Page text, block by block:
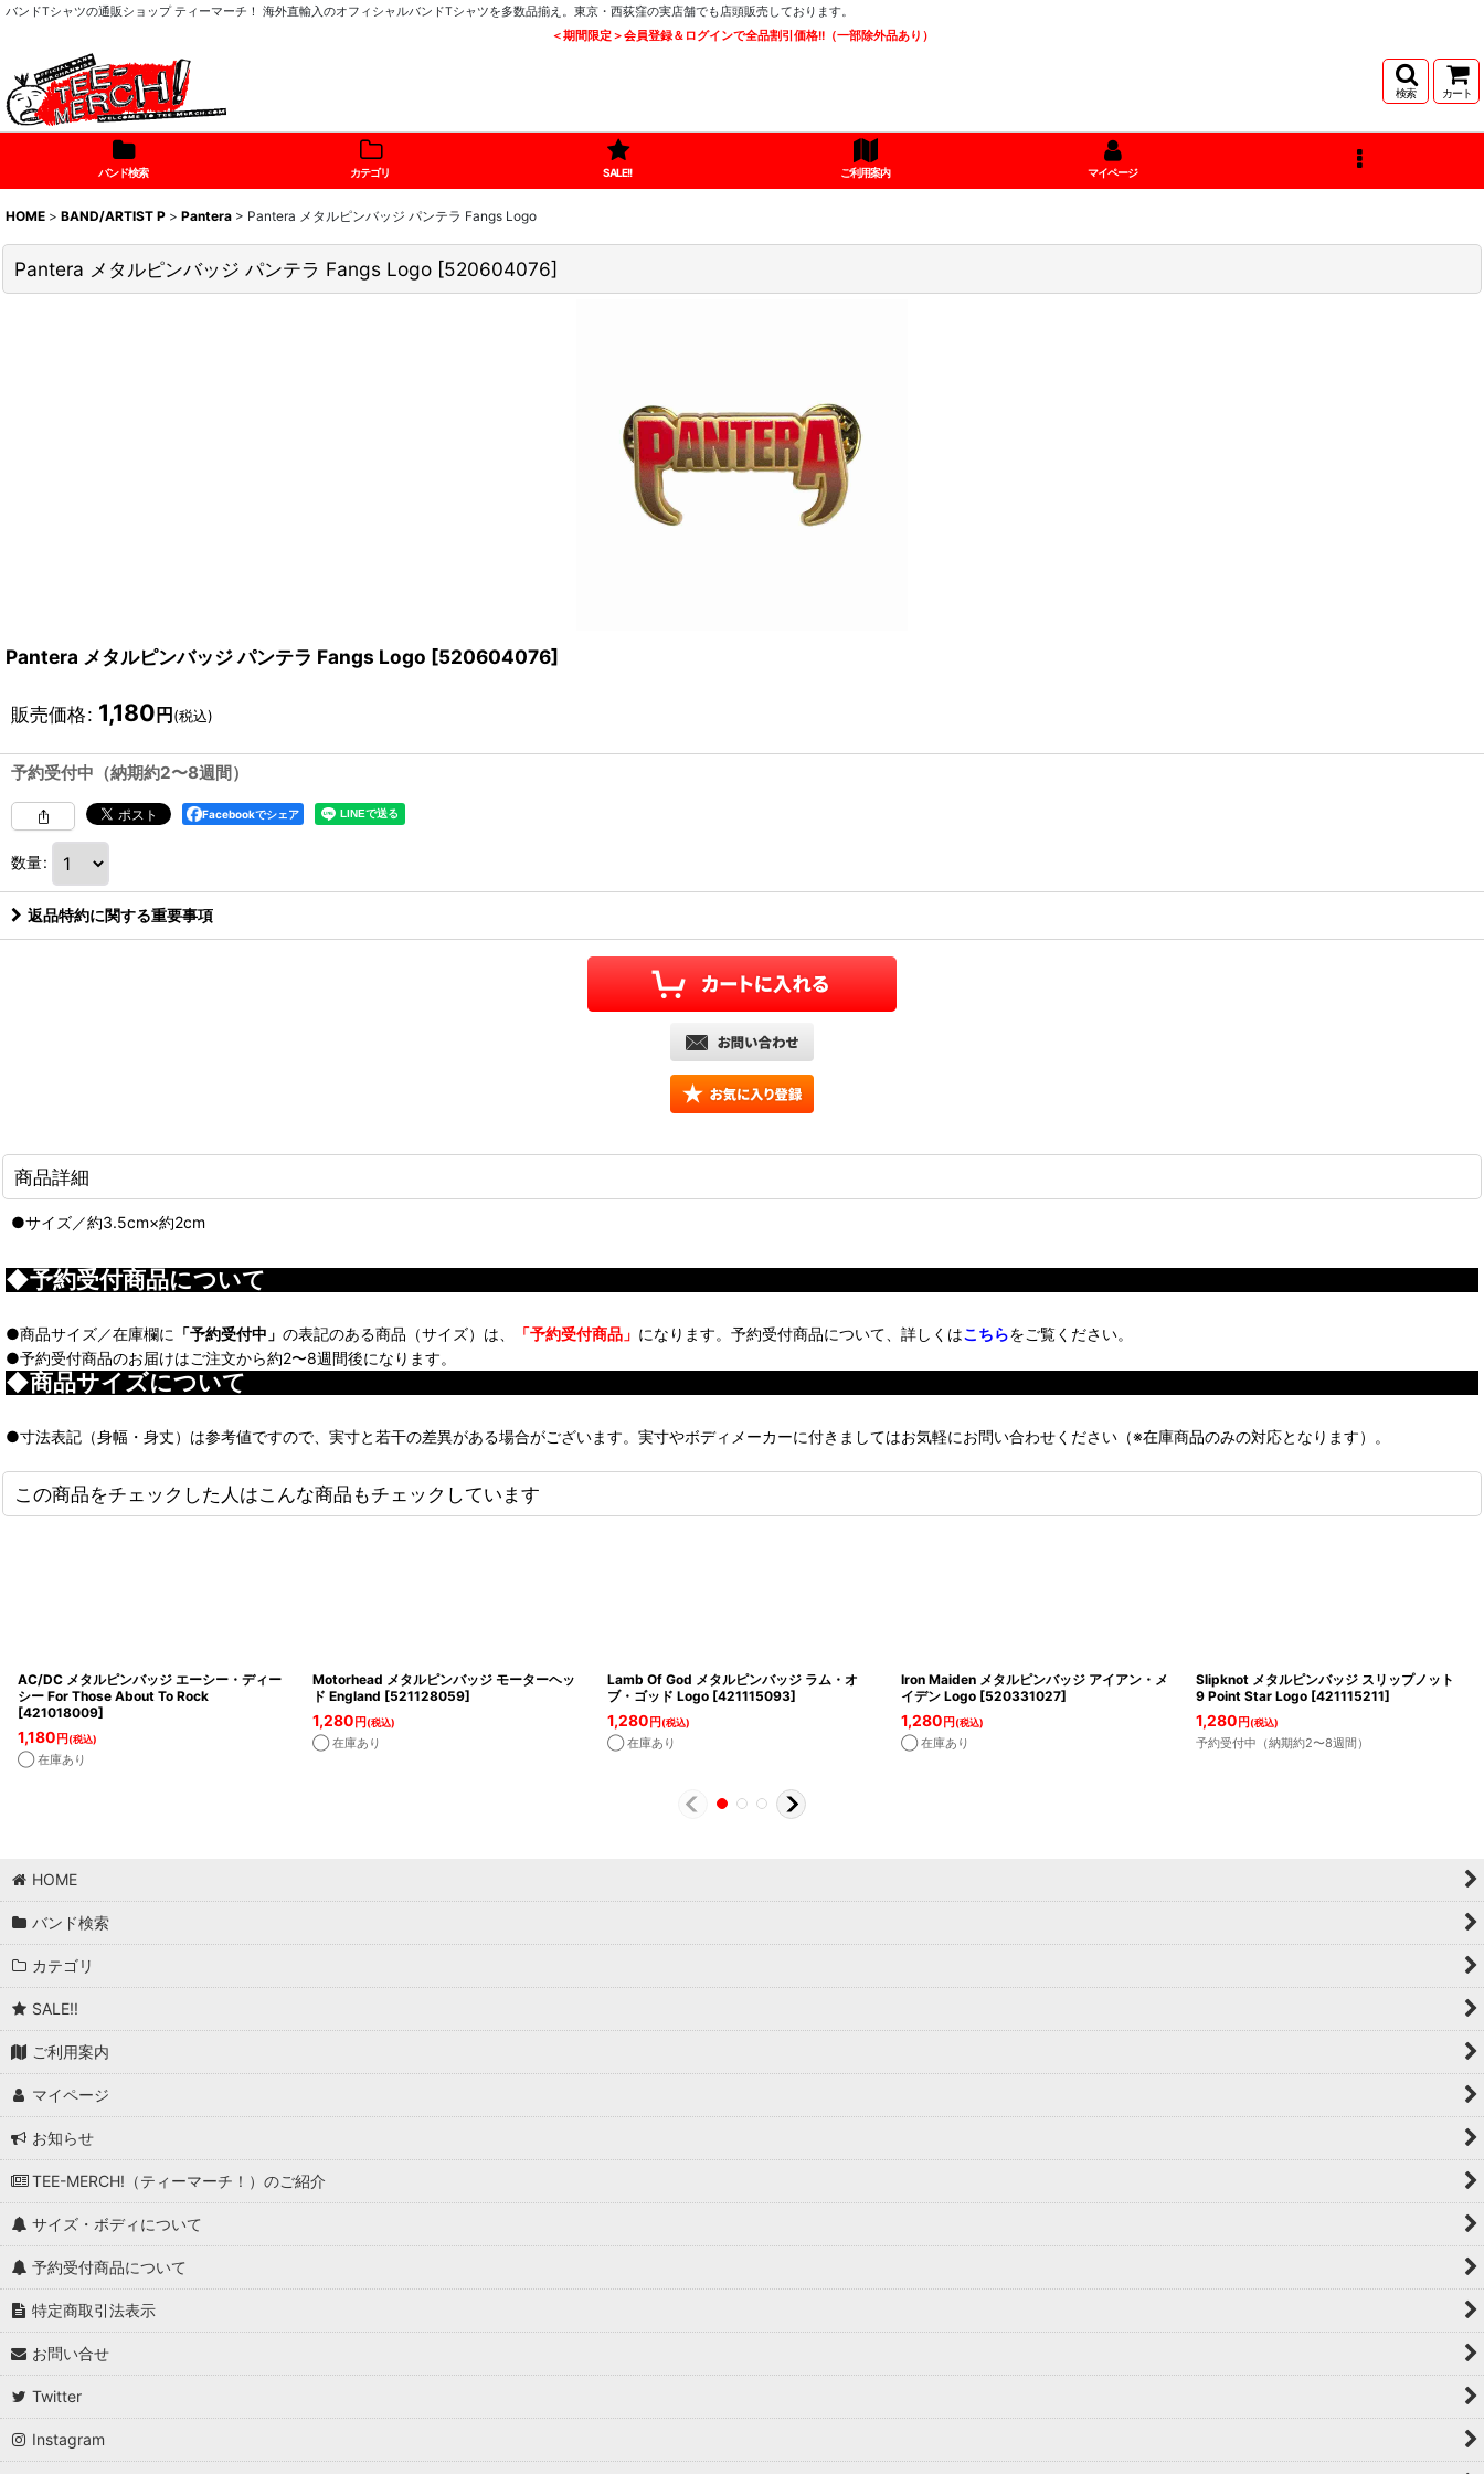
バンドTシャツの通販ショップ ティーマーチ！ 海外直輸入のオフィシャルバンドTシャツを多数品揃え。東京・西荻窪の実店舗でも店頭販売しております。
＜期間限定＞会員登録＆ログインで全品割引価格!!（一部除外品あり）
検索 カート
バンド検索 カテゴリ SALE!! ご利用案内 マイページ
HOME > BAND/ARTIST P > Pantera > Pantera メタルピンバッジ パンテラ Fangs Logo
Pantera メタルピンバッジ パンテラ Fangs Logo [520604076]
Pantera メタルピンバッジ パンテラ Fangs Logo [520604076]
販売価格: 1,180 円 (税込)
予約受付中（納期約2〜8週間）
Facebookでシェア
数量:
返品特約に関する重要事項
商品詳細
●サイズ／約3.5cm×約2cm
◆予約受付商品について
●商品サイズ／在庫欄に 「予約受付中」 の表記のある商品（サイズ）は、 「予約受付商品」 になります。予約受付商品について、詳しくはこちらをご覧ください。
●予約受付商品のお届けはご注文から約2〜8週間後になります。
◆商品サイズについて
●寸法表記（身幅・身丈）は参考値ですので、実寸と若干の差異がある場合がございます。実寸やボディメーカーに付きましてはお気軽にお問い合わせください（※在庫商品のみの対応となります）。
この商品をチェックした人はこんな商品もチェックしています
AC/DC メタルピンバッジ エーシー・ディー
シー For Those About To Rock
[421018009]
1,180 円(税込)
◯ 在庫あり
Motorhead メタルピンバッジ モーターヘッ
ド England [521128059]
1,280 円(税込)
◯ 在庫あり
Lamb Of God メタルピンバッジ ラム・オ
ブ・ゴッド Logo [421115093]
1,280 円(税込)
◯ 在庫あり
Iron Maiden メタルピンバッジ アイアン・メ
イデン Logo [520331027]
1,280 円(税込)
◯ 在庫あり
Slipknot メタルピンバッジ スリップノット
9 Point Star Logo [421115211]
1,280 円(税込)
予約受付中（納期約2〜8週間）
HOME
バンド検索
カテゴリ
SALE!!
ご利用案内
マイページ
お知らせ
TEE-MERCH!（ティーマーチ！）のご紹介
サイズ・ボディについて
予約受付商品について
特定商取引法表示
お問い合せ
Twitter
Instagram